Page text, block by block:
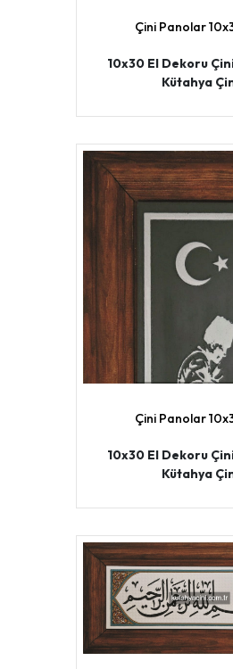
Çini Panolar
10x30 El Dekoru
Kütahya
Çini Panolar
10x30 El Dekoru
Kütahya